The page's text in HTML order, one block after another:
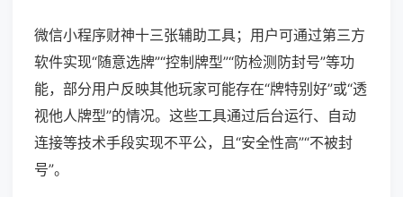
微信小程序财神十三张辅助工具；用户可通过第三方
软件实现“随意选牌”“控制牌型”“防检测防封号”等功
能，部分用户反映其他玩家可能存在“牌特别好”或“透
视他人牌型”的情况。这些工具通过后台运行、自动
连接等技术手段实现不平公，且“安全性高”“不被封
号”。